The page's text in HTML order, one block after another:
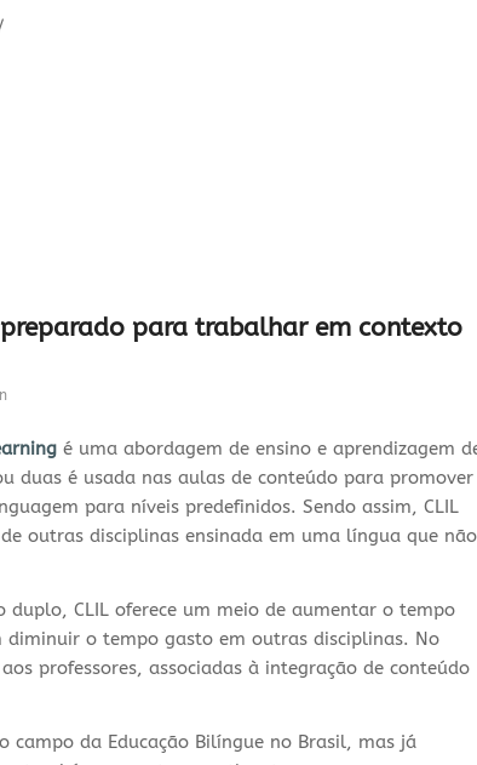
preparado para trabalhar em contexto
é uma abordagem de ensino e aprendizagem
duas é usada nas aulas de conteúdo para promover
para níveis predefinidos. Sendo assim, CLIL
outras disciplinas ensinada em uma língua que não
duplo, CLIL oferece um meio de aumentar o tempo
diminuir o tempo gasto em outras disciplinas. No
professores, associadas à integração de conteúdo
campo da Educação Bilíngue no Brasil, mas já